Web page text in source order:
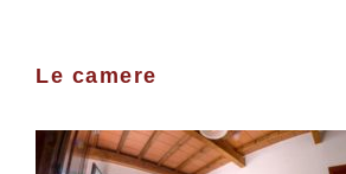
Le camere